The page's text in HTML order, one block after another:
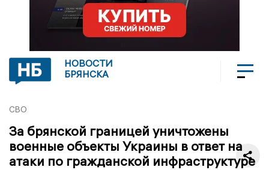
НОВОСТИ
БРЯНСКА
СВО
За брянской границей уничтожены
военные объекты Украины в ответ на
атаки по гражданской инфраструктуре